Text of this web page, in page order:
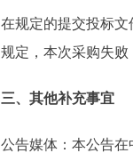
在规定的提交投标
规定，本次采购失败
三、其他补充事宜
公告媒体：本公告在